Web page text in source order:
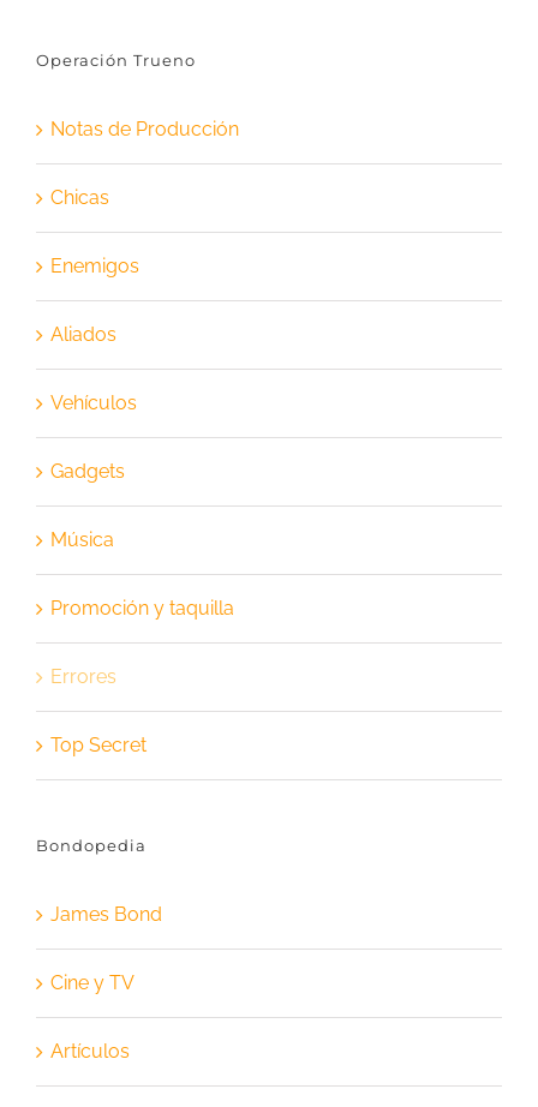
Operación Trueno
Notas de Producción
Chicas
Enemigos
Aliados
Vehículos
Gadgets
Música
Promoción y taquilla
Errores
Top Secret
Bondopedia
James Bond
Cine y TV
Artículos